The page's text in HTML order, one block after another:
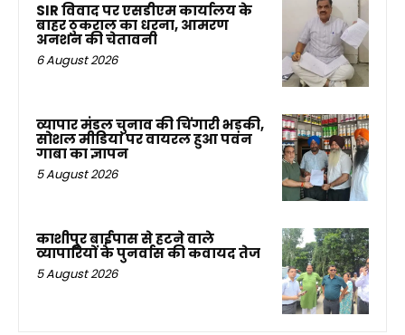
SIR विवाद पर एसडीएम कार्यालय के
बाहर ठुकराल का धरना, आमरण
अनशन की चेतावनी
6 August 2026
व्यापार मंडल चुनाव की चिंगारी भड़की,
सोशल मीडिया पर वायरल हुआ पवन
गाबा का ज्ञापन
5 August 2026
काशीपुर बाईपास से हटने वाले
व्यापारियों के पुनर्वास की कवायद तेज
5 August 2026